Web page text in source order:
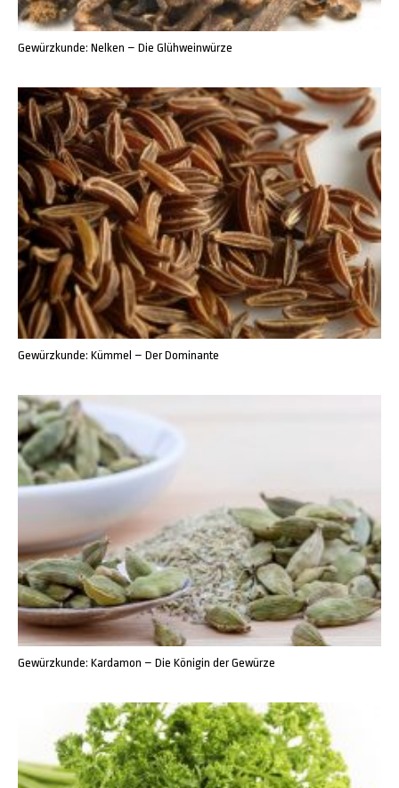
Gewürzkunde: Nelken – Die Glühweinwürze
Gewürzkunde: Kümmel – Der Dominante
Gewürzkunde: Kardamon – Die Königin der Gewürze